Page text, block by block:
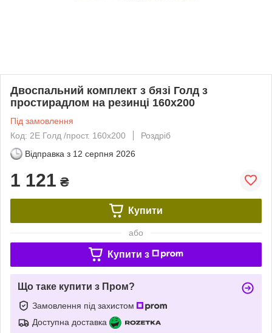
Двоспальний комплект з бязі Голд з
простирадлом на резинці 160х200
Під замовлення
Код: 2Е Голд /прост. 160х200
Роздріб
Відправка з 12 серпня 2026
1 121 ₴
Купити
або
Купити з
Що таке купити з Пром?
Замовлення під захистом
Доступна доставка